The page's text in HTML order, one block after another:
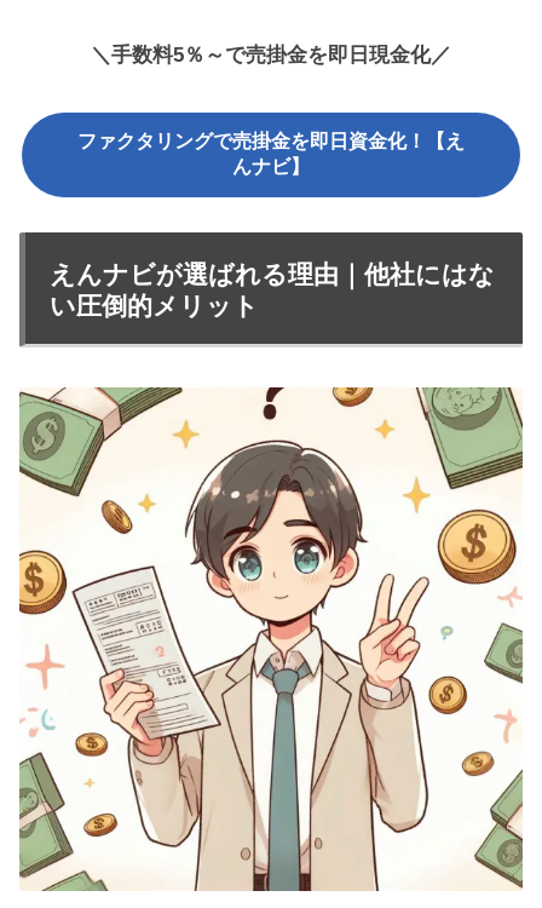
＼手数料5％～で売掛金を即日現金化／
ファクタリングで売掛金を即日資金化！【え
んナビ】
えんナビが選ばれる理由｜他社にはな
い圧倒的メリット